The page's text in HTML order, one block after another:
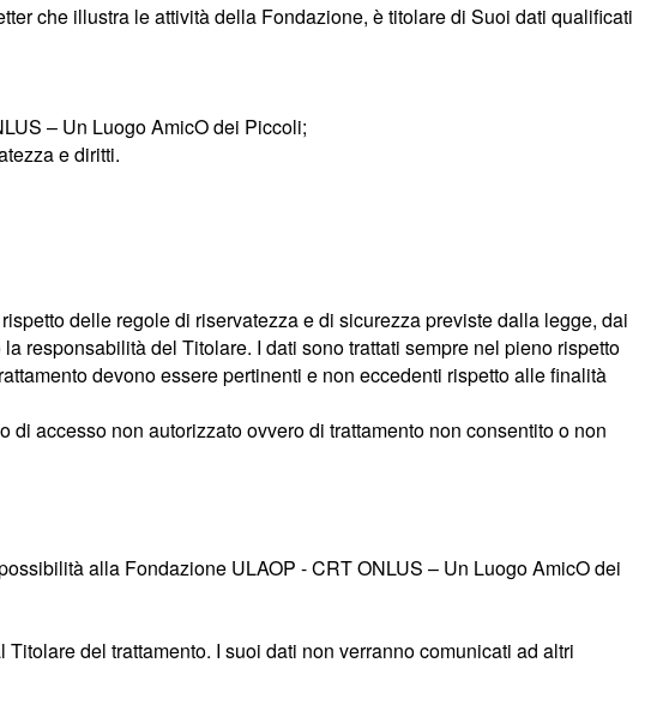
che illustra le attività della Fondazione, è titolare di Suoi dati qualificati
– Un Luogo AmicO dei Piccoli;
e diritti.
delle regole di riservatezza e di sicurezza previste dalla legge, dai
responsabilità del Titolare. I dati sono trattati sempre nel pieno rispetto
devono essere pertinenti e non eccedenti rispetto alle finalità
accesso non autorizzato ovvero di trattamento non consentito o non
alla Fondazione ULAOP - CRT ONLUS – Un Luogo AmicO dei
del trattamento. I suoi dati non verranno comunicati ad altri